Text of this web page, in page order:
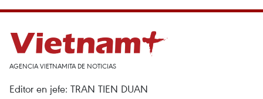
AGENCIA VIETNAMITA DE NOTICIAS
Editor en jefe: TRAN TIEN DUAN